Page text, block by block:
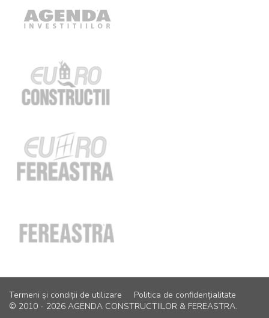
Termeni și condiții de utilizare
Politica de confidențialitate
© 2010 - 2026 AGENDA CONSTRUCTIILOR & FEREASTRA.